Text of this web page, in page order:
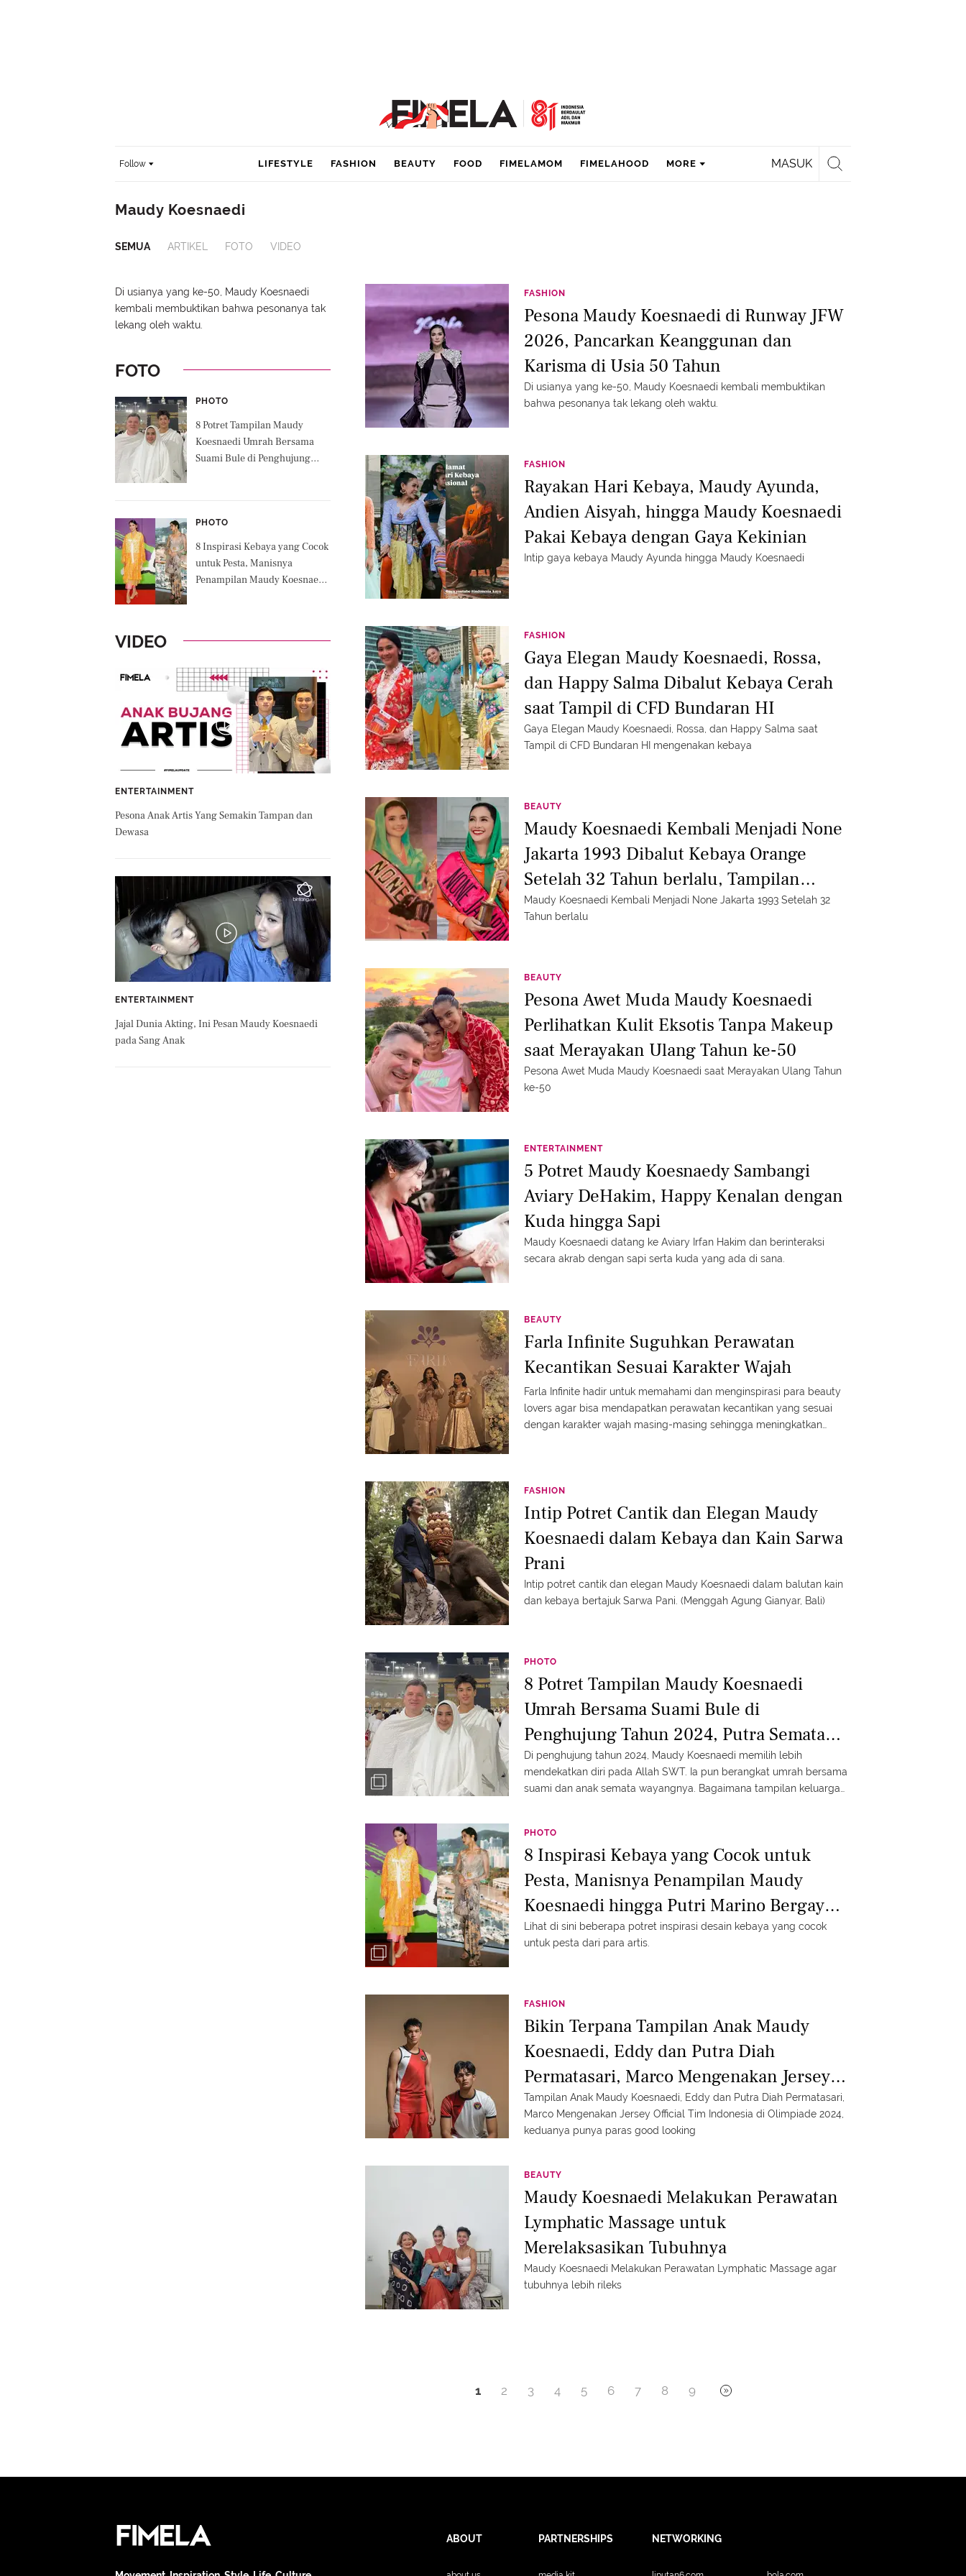
Follow MASUK
LIFESTYLE FASHION BEAUTY FOOD FIMELAMOM FIMELAHOOD MORE
Maudy Koesnaedi
SEMUA ARTIKEL FOTO VIDEO
Di usianya yang ke-50, Maudy Koesnaedi
kembali membuktikan bahwa pesonanya tak
lekang oleh waktu.
FOTO
PHOTO
8 Potret Tampilan Maudy
Koesnaedi Umrah Bersama
Suami Bule di Penghujung
PHOTO
8 Inspirasi Kebaya yang Cocok
untuk Pesta, Manisnya
Penampilan Maudy Koesnaedi
VIDEO
ENTERTAINMENT
Pesona Anak Artis Yang Semakin Tampan dan
Dewasa
ENTERTAINMENT
Jajal Dunia Akting, Ini Pesan Maudy Koesnaedi
pada Sang Anak
FASHION
Pesona Maudy Koesnaedi di Runway JFW
2026, Pancarkan Keanggunan dan
Karisma di Usia 50 Tahun
Di usianya yang ke-50, Maudy Koesnaedi kembali membuktikan
bahwa pesonanya tak lekang oleh waktu.
FASHION
Rayakan Hari Kebaya, Maudy Ayunda,
Andien Aisyah, hingga Maudy Koesnaedi
Pakai Kebaya dengan Gaya Kekinian
Intip gaya kebaya Maudy Ayunda hingga Maudy Koesnaedi
FASHION
Gaya Elegan Maudy Koesnaedi, Rossa,
dan Happy Salma Dibalut Kebaya Cerah
saat Tampil di CFD Bundaran HI
Gaya Elegan Maudy Koesnaedi, Rossa, dan Happy Salma saat
Tampil di CFD Bundaran HI mengenakan kebaya
BEAUTY
Maudy Koesnaedi Kembali Menjadi None
Jakarta 1993 Dibalut Kebaya Orange
Setelah 32 Tahun berlalu, Tampilan
Masih Awet Muda
Maudy Koesnaedi Kembali Menjadi None Jakarta 1993 Setelah 32
Tahun berlalu
BEAUTY
Pesona Awet Muda Maudy Koesnaedi
Perlihatkan Kulit Eksotis Tanpa Makeup
saat Merayakan Ulang Tahun ke-50
Pesona Awet Muda Maudy Koesnaedi saat Merayakan Ulang Tahun
ke-50
ENTERTAINMENT
5 Potret Maudy Koesnaedy Sambangi
Aviary DeHakim, Happy Kenalan dengan
Kuda hingga Sapi
Maudy Koesnaedi datang ke Aviary Irfan Hakim dan berinteraksi
secara akrab dengan sapi serta kuda yang ada di sana.
BEAUTY
Farla Infinite Suguhkan Perawatan
Kecantikan Sesuai Karakter Wajah
Farla Infinite hadir untuk memahami dan menginspirasi para beauty
lovers agar bisa mendapatkan perawatan kecantikan yang sesuai
dengan karakter wajah masing-masing sehingga meningkatkan
FASHION
Intip Potret Cantik dan Elegan Maudy
Koesnaedi dalam Kebaya dan Kain Sarwa
Prani
Intip potret cantik dan elegan Maudy Koesnaedi dalam balutan kain
dan kebaya bertajuk Sarwa Pani. (Menggah Agung Gianyar, Bali)
PHOTO
8 Potret Tampilan Maudy Koesnaedi
Umrah Bersama Suami Bule di
Penghujung Tahun 2024, Putra Semata
Wayangnya Curi Perhatian
Di penghujung tahun 2024, Maudy Koesnaedi memilih lebih
mendekatkan diri pada Allah SWT. Ia pun berangkat umrah bersama
suami dan anak semata wayangnya. Bagaimana tampilan keluarga
PHOTO
8 Inspirasi Kebaya yang Cocok untuk
Pesta, Manisnya Penampilan Maudy
Koesnaedi hingga Putri Marino Bergaya
Elegan Klasik tapi Tetap Kekinian
Lihat di sini beberapa potret inspirasi desain kebaya yang cocok
untuk pesta dari para artis.
FASHION
Bikin Terpana Tampilan Anak Maudy
Koesnaedi, Eddy dan Putra Diah
Permatasari, Marco Mengenakan Jersey
Official Tim Indonesia di Olimpiade
Tampilan Anak Maudy Koesnaedi, Eddy dan Putra Diah Permatasari,
Marco Mengenakan Jersey Official Tim Indonesia di Olimpiade 2024,
keduanya punya paras good looking
BEAUTY
Maudy Koesnaedi Melakukan Perawatan
Lymphatic Massage untuk
Merelaksasikan Tubuhnya
Maudy Koesnaedi Melakukan Perawatan Lymphatic Massage agar
tubuhnya lebih rileks
1 2 3 4 5 6 7 8 9
ABOUT PARTNERSHIPS NETWORKING